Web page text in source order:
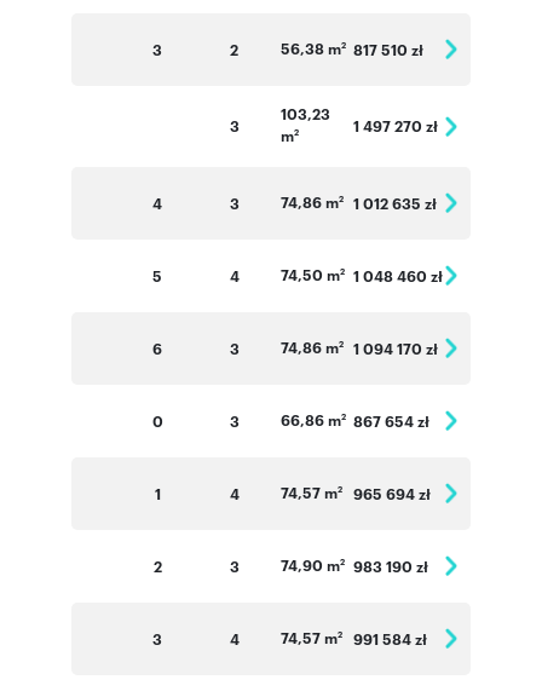
3 2 56,38 m2 817 510 zł
3
103,23
m2 1 497 270 zł
4 3 74,86 m2 1 012 635 zł
5 4 74,50 m2 1 048 460 zł
6 3 74,86 m2 1 094 170 zł
0 3 66,86 m2 867 654 zł
1 4 74,57 m2 965 694 zł
2 3 74,90 m2 983 190 zł
3 4 74,57 m2 991 584 zł